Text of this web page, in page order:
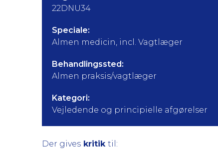
22DNU34
Speciale:
Almen medicin, incl. Vagtlæger
Behandlingssted:
Almen praksis/vagtlæger
Kategori:
Vejledende og principielle afgørelser
Der gives kritik til: